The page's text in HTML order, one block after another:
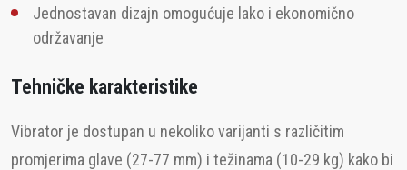
Jednostavan dizajn omogućuje lako i ekonomično
održavanje
Tehničke karakteristike
Vibrator je dostupan u nekoliko varijanti s različitim
promjerima glave (27-77 mm) i težinama (10-29 kg) kako bi